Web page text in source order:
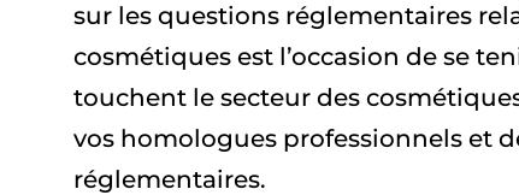
sur les questions réglementaires
cosmétiques est l’occasion de se
touchent le secteur des
vos homologues professionnels et
réglementaires.